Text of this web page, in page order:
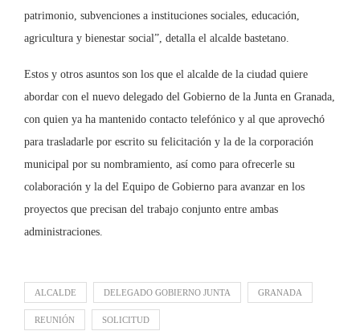
patrimonio, subvenciones a instituciones sociales, educación,
agricultura y bienestar social”, detalla el alcalde bastetano.
Estos y otros asuntos son los que el alcalde de la ciudad quiere
abordar con el nuevo delegado del Gobierno de la Junta en Granada,
con quien ya ha mantenido contacto telefónico y al que aprovechó
para trasladarle por escrito su felicitación y la de la corporación
municipal por su nombramiento, así como para ofrecerle su
colaboración y la del Equipo de Gobierno para avanzar en los
proyectos que precisan del trabajo conjunto entre ambas
administraciones.
ALCALDE DELEGADO GOBIERNO JUNTA GRANADA
REUNIÓN SOLICITUD